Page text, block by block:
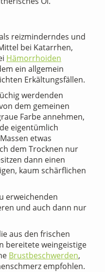
reizminderndes und
bei Katarrhen,
Hämorrhoiden
ein allgemein
Erkältungsfällen.
werdenden
dem gemeinen
Farbe annehmen,
eigentümlich
etwas
dem Trocknen nur
dann einen
kaum schärflichen
erweichenden
und auch dann nur
aus den frischen
bereitete weingeistige
Brustbeschwerden,
empfohlen.